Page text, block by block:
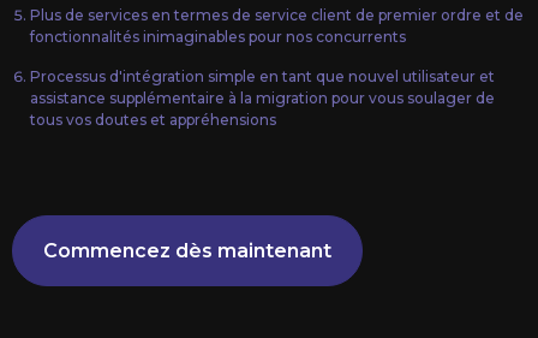
Plus de services en termes de service client de premier ordre et de
fonctionnalités inimaginables pour nos concurrents
Processus d'intégration simple en tant que nouvel utilisateur et
assistance supplémentaire à la migration pour vous soulager de
tous vos doutes et appréhensions
Commencez dès maintenant